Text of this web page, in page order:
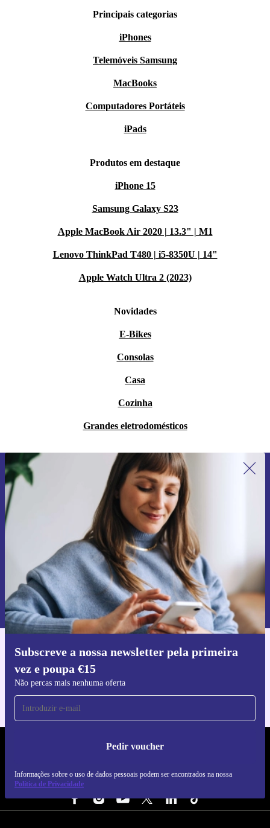
Principais categorias
iPhones
Telemóveis Samsung
MacBooks
Computadores Portáteis
iPads
Produtos em destaque
iPhone 15
Samsung Galaxy S23
Apple MacBook Air 2020 | 13.3" | M1
Lenovo ThinkPad T480 | i5-8350U | 14"
Apple Watch Ultra 2 (2023)
Novidades
E-Bikes
Consolas
Casa
Cozinha
Grandes eletrodomésticos
Subscreve a nossa newsletter pela primeira
vez e poupa €15
Não percas mais nenhuma oferta
Pedir voucher
Informações sobre o uso de dados pessoais podem ser encontrados na nossa
Política de Privacidade
Subscreve a nossa newsletter pela
primeira vez e poupa 15€!
Não percas mais nenhuma oferta.
Pedir voucher
Informações sobre o uso de dados pessoais podem ser encontrados na
nossa
Política de Privacidade.
Faz o download da app refurbed
Para iOS e Android
REFURBED PORTUGAL - RETHINK NEW.
SEGUE-NOS